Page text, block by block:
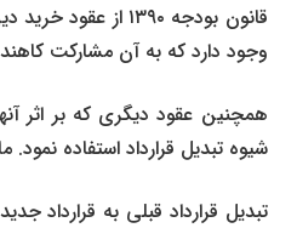
قانون بودجه
وجود دارد که به آن مشارکت
همچنین عقود دیگری که بر اثر
شیوه تبدیل قرارداد استفاده نمود.
تبدیل قرارداد قبلی به قرارداد